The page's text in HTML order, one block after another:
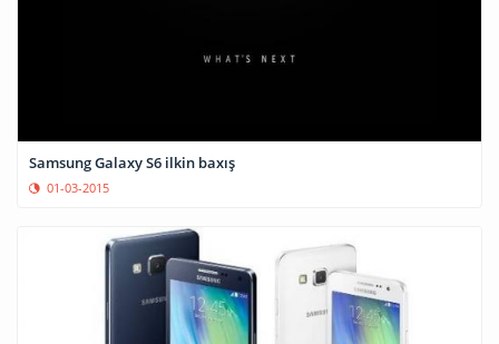
Samsung Galaxy S6 ilkin baxış
01-03-2015